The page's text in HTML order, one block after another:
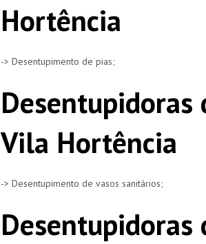
Hortência
-> Desentupimento de pias;
Desentupidoras
Vila Hortência
-> Desentupimento de vasos sanitários;